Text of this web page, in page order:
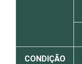
CONDIÇÃO